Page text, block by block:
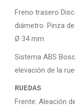
Freno trasero
diámetro. Pinza
Ø 34 mm
Sistema ABS
elevación de la
RUEDAS
Frente: Aleación